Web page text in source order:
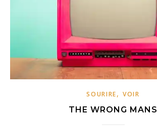
SOURIRE,VOIR
THE WRONG MANS